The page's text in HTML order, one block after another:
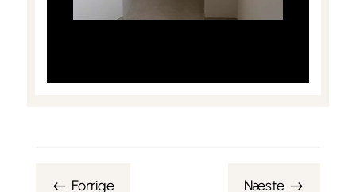
# Forrige Næste $